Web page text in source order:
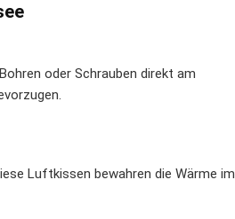
oder Schrauben direkt am
Luftkissen bewahren die Wärme im